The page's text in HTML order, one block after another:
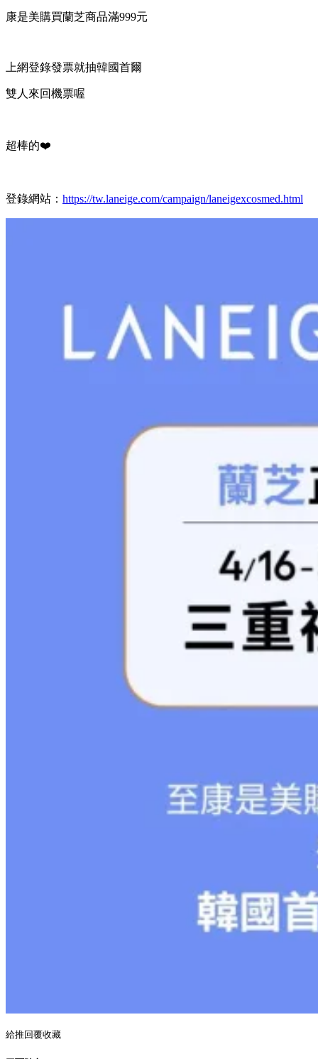
康是美購買蘭芝商品滿999元
上網登錄發票就抽韓國首爾
雙人來回機票喔
超棒的❤️
登錄網站： https://tw.laneige.com/campaign/laneigexcosmed.html
給推回覆收藏